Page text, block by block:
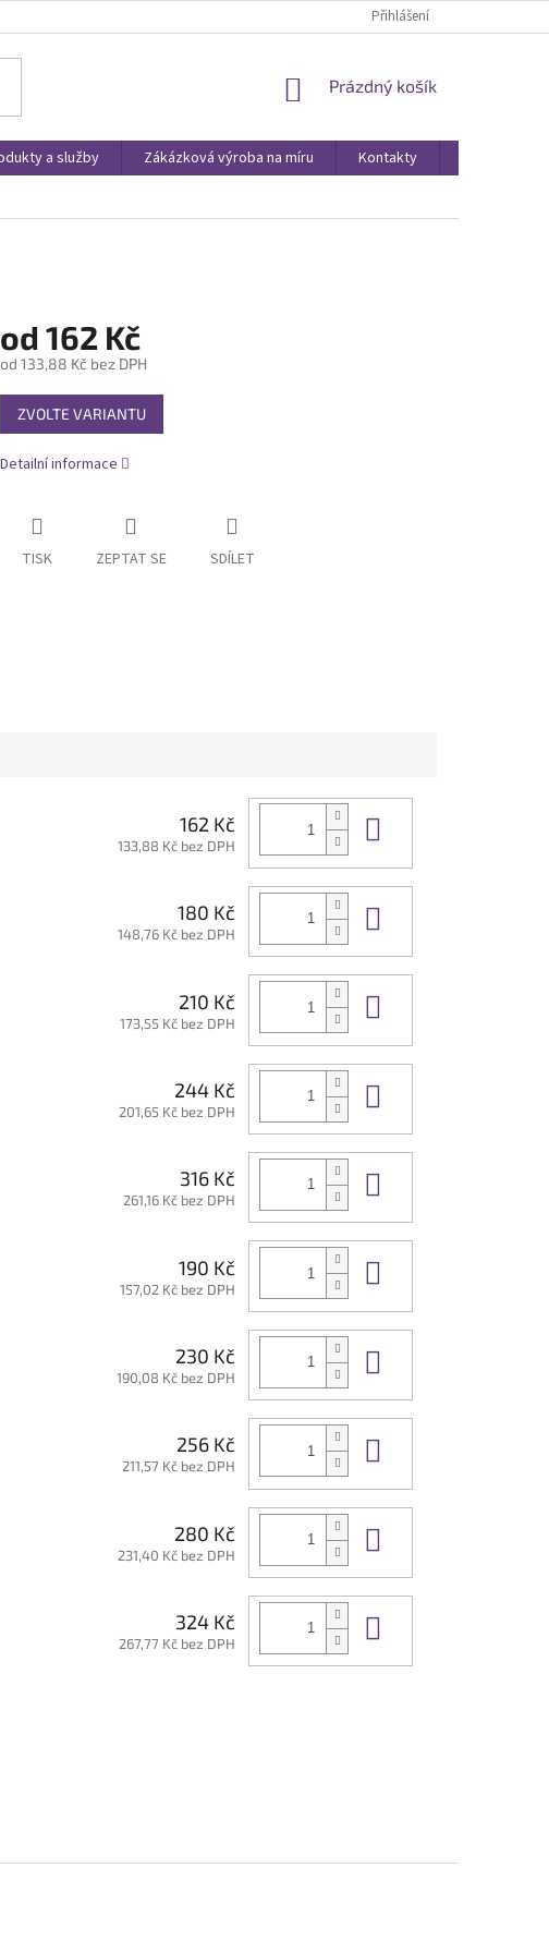
Přihlášení
NÁKUPNÍ
Prázdný košík
a služby Zákázková výroba na míru Kontakty
od 162 Kč
od 133,88 Kčbez DPH
Měrná
cena:
ZVOLTE VARIANTU
Detailní informace
TISK ZEPTAT SE SDÍLET
162 Kč
133,88 Kč bez DPH
180 Kč
148,76 Kč bez DPH
210 Kč
173,55 Kč bez DPH
244 Kč
201,65 Kč bez DPH
316 Kč
261,16 Kč bez DPH
190 Kč
157,02 Kč bez DPH
230 Kč
190,08 Kč bez DPH
256 Kč
211,57 Kč bez DPH
280 Kč
231,40 Kč bez DPH
324 Kč
267,77 Kč bez DPH